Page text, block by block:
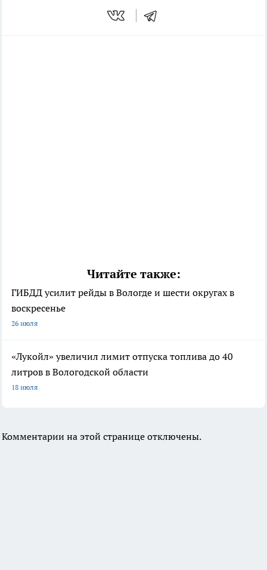
Читайте также:
ГИБДД усилит рейды в Вологде и шести округах в
воскресенье
26 июля
«Лукойл» увеличил лимит отпуска топлива до 40
литров в Вологодской области
18 июля
Комментарии на этой странице отключены.